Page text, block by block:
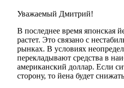
Уважаемый Дмитрий!
В последнее время
растет. Это связано с
рынках. В условиях
перекладывают средства в
американский доллар. Если
сторону, то йена будет